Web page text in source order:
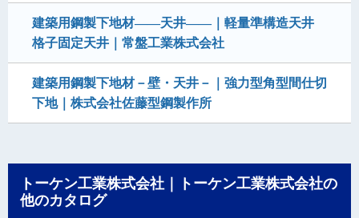
建築用鋼製下地材――天井――｜軽量準構造天井
格子固定天井｜常盤工業株式会社
建築用鋼製下地材－壁・天井－｜強力型角型間仕切
下地｜株式会社佐藤型鋼製作所
トーケン工業株式会社｜トーケン工業株式会社の
他のカタログ